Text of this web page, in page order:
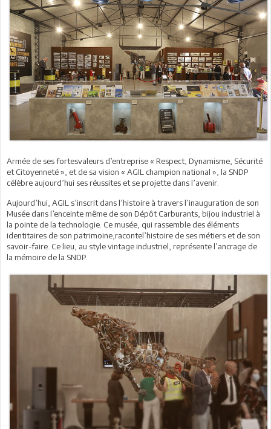
Armée de ses fortesvaleurs d’entreprise « Respect, Dynamisme, Sécurité
et Citoyenneté », et de sa vision « AGIL champion national », la SNDP
célèbre aujourd’hui ses réussites et se projette dans l’avenir.
Aujourd’hui, AGIL s’inscrit dans l’histoire à travers l’inauguration de son
Musée dans l’enceinte même de son Dépôt Carburants, bijou industriel à
la pointe de la technologie. Ce musée, qui rassemble des éléments
identitaires de son patrimoine,racontel’histoire de ses métiers et de son
savoir-faire. Ce lieu, au style vintage industriel, représente l’ancrage de
la mémoire de la SNDP.